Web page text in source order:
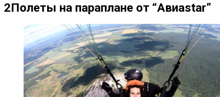
2Полеты на параплане от “Авиаstar”